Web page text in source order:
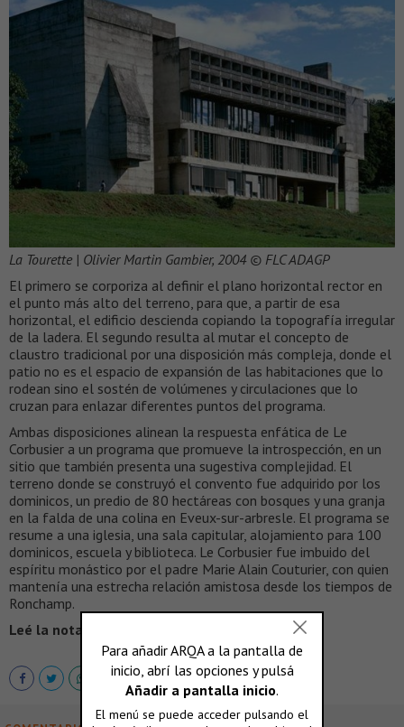
La Tourette | Olivier Martin Gambier, 2004 © FLC ADAGP
El primero se corporiza al definir el plano horizontal rector en
el punto más alto del terreno, para que, a partir de esa
horizontal, el edificio descienda copiando la topografía irregular
de la ladera. El segundo resulta al mutar el concepto de
claustro tradicional por una disposición más compleja, donde el
patio no es el espacio de expansión de las habitaciones que lo
rodean sino el sostén de volúmenes y circulaciones que lo
cruzan para enlazar diferentes puntos del programa.
Ambas disposiciones alinean la respuesta enfática de Le
Corbusier a un programa que promueve la introspección, en un
sitio que también presenta una sugestiva complejidad. El
terreno donde se construyó el convento fue adquirido por los
dominicos, un predio de 80 hectáreas con bosques y una granja
en la falda de una colina en Eveux-sur-arbresle. El programa se
resume a una iglesia, una sala capitular, alojamiento para 100
dominicos, escuela y biblioteca. Le Corbusier fue imbuido del
espíritu monástico por el padre Marie Alain Couturier, con quien
mantenía una estrecha relación amistosa desde los tiempos de
Ronchamp.
Leé la nota completa en >